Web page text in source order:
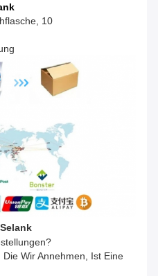
10
Selank
Wir Annehmen, Ist Eine